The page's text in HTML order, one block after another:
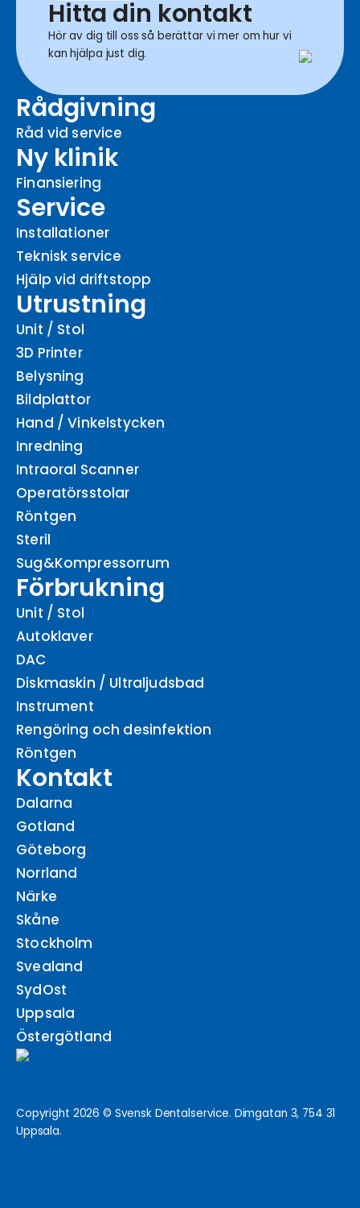
Hitta din kontakt
Hör av dig till oss så berättar vi mer om hur vi
kan hjälpa just dig.
Rådgivning
Råd vid service
Ny klinik
Finansiering
Service
Installationer
Teknisk service
Hjälp vid driftstopp
Utrustning
Unit / Stol
3D Printer
Belysning
Bildplattor
Hand / Vinkelstycken
Inredning
Intraoral Scanner
Operatörsstolar
Röntgen
Steril
Sug&Kompressorrum
Förbrukning
Unit / Stol
Autoklaver
DAC
Diskmaskin / Ultraljudsbad
Instrument
Rengöring och desinfektion
Röntgen
Kontakt
Dalarna
Gotland
Göteborg
Norrland
Närke
Skåne
Stockholm
Svealand
SydOst
Uppsala
Östergötland
Copyright 2026 © Svensk Dentalservice. Dimgatan 3, 754 31
Uppsala.